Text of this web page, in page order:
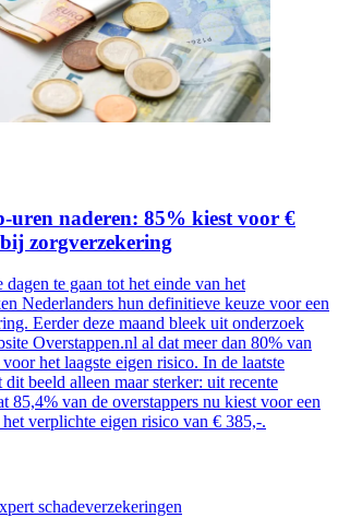
uren naderen: 85% kiest voor €
zorgverzekering
te gaan tot het einde van het
Nederlanders hun definitieve keuze voor een
Eerder deze maand bleek uit onderzoek
Overstappen.nl al dat meer dan 80% van
het laagste eigen risico. In de laatste
beeld alleen maar sterker: uit recente
85,4% van de overstappers nu kiest voor een
verplichte eigen risico van € 385,-.
schadeverzekeringen